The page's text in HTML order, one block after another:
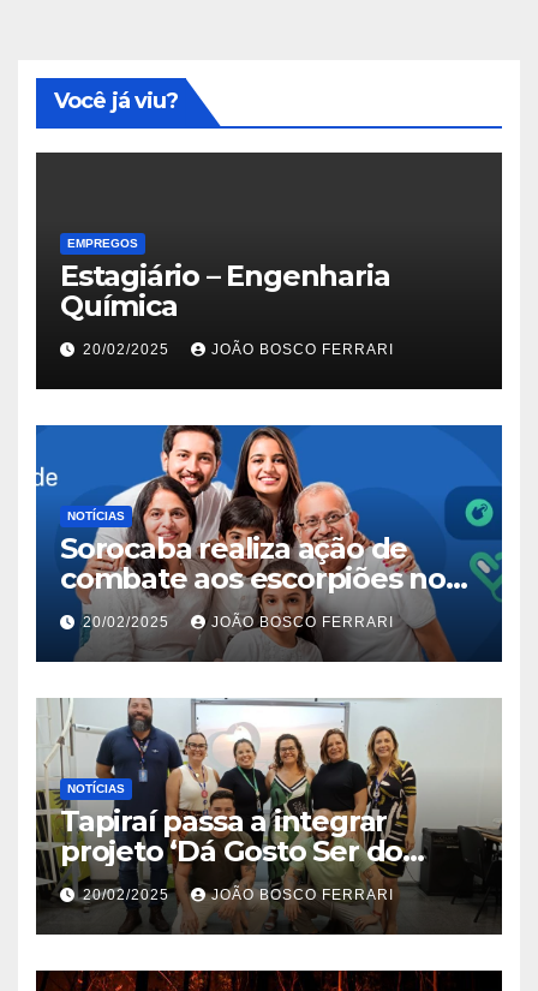
Você já viu?
EMPREGOS
Estagiário – Engenharia
Química
20/02/2025 JOÃO BOSCO FERRARI
NOTÍCIAS
Sorocaba realiza ação de
combate aos escorpiões no
Jardim São Carlos
20/02/2025 JOÃO BOSCO FERRARI
NOTÍCIAS
Tapiraí passa a integrar
projeto ‘Dá Gosto Ser do
Ribeira’ | ASN São Paulo
20/02/2025 JOÃO BOSCO FERRARI